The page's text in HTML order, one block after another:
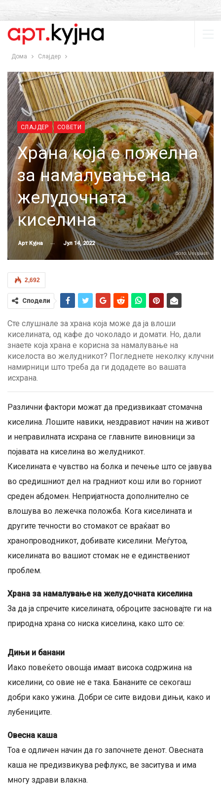
Дома Слајдер
СЛАЈДЕР СОВЕТИ
Храна која е пожелна
за намалување на
желудочната
киселина
Арт Кујна Јул 14, 2022
Фото: Unsplash
2,692
Сподели
Сте слушнале за храна која може да ја влоши
киселината, од кафе до чоколадо и домати. Но, дали
знаете која храна е корисна за намалување на
киселоста во желудникот? Погледнете неколку клучни
намирници што треба да ги додадете во вашата
исхрана.
Различни фактори можат да предизвикаат стомачна
киселина. Лошите навики, нездравиот начин на живот
и неправилната исхрана се главните виновници за
појавата на киселина во желудникот.
Киселината е чувство на болка и печење што се јавува
во средишниот дел на градниот кош или во горниот
среден абдомен. Непријатноста дополнително се
влошува во лежечка положба. Кога киселината и
другите течности во стомакот се враќаат во
хранопроводникот, добивате киселини. Меѓутоа,
киселината во вашиот стомак не е единствениот
проблем.
Храна за намалување на желудочната киселина
За да ја спречите киселината, оброците засновајте ги на
природна храна со ниска киселина, како што се:
Дињи и банани
Иако повеќето овошја имаат висока содржина на
киселини, со овие не е така. Бананите се секогаш
добри како ужина. Добри се сите видови дињи, како и
лубениците.
Овесна каша
Тоа е одличен начин да го започнете денот. Овесната
каша не предизвикува рефлукс, ве заситува и има
многу здрави влакна.